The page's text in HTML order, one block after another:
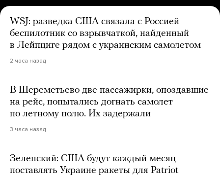
WSJ: разведка США связала с Россией
беспилотник со взрывчаткой, найденный
в Лейпциге рядом с украинским самолетом
2 часа назад
В Шереметьево две пассажирки, опоздавшие
на рейс, попытались догнать самолет
по летному полю. Их задержали
3 часа назад
Зеленский: США будут каждый месяц
поставлять Украине ракеты для Patriot